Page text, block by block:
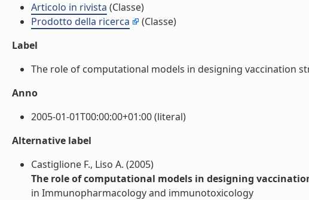
Articolo in rivista (Classe)
Prodotto della ricerca
(Classe)
Label
The role of computational models in designing vaccination
Anno
2005-01-01T00:00:00+01:00 (literal)
Alternative label
Castiglione F., Liso A. (2005)
The role of computational models in designing
in Immunopharmacology and immunotoxicology